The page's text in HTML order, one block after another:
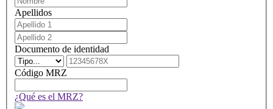
Apellidos
Apellido
1Apellido
2
Documento de identidad
Tipo
de
documento
Número
de
documento
de
identidad
Código MRZ
¿Qué es el MRZ?